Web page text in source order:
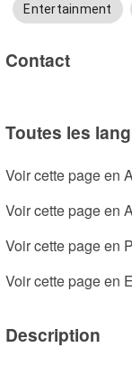
Entertainment
Contact
Toutes les
Voir cette page en
Voir cette page en
Voir cette page en
Voir cette page en
Description